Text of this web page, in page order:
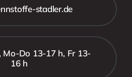
stadler.de
Mo-Do 13-17 h, Fr 13-
16 h